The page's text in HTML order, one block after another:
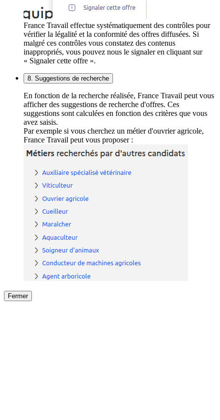
France Travail effectue systématiquement des contrôles pour
vérifier la légalité et la conformité des offres diffusées. Si
malgré ces contrôles vous constatez des contenus
inappropriés, vous pouvez nous le signaler en cliquant sur
« Signaler cette offre ».
8. Suggestions de recherche
En fonction de la recherche réalisée, France Travail peut vous
afficher des suggestions de recherche d'offres. Ces
suggestions sont calculées en fonction des critères que vous
avez saisis.
Par exemple si vous cherchez un métier d'ouvrier agricole,
France Travail peut vous proposer :
Fermer